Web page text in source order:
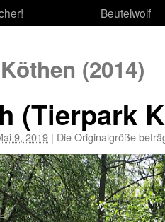
Beutelwolf
(2014)
(Tierpark
9, 2019 | Die Originalgröße